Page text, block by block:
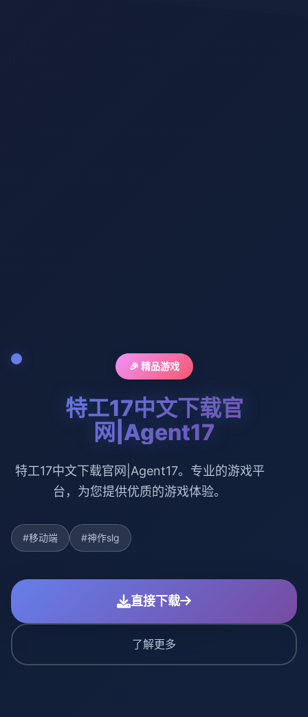
🎉 精品游戏
特工17中文下载官
网|Agent17
特工17中文下载官网|Agent17。专业的游戏平
台，为您提供优质的游戏体验。
#移动端 #神作slg
直接下载
了解更多